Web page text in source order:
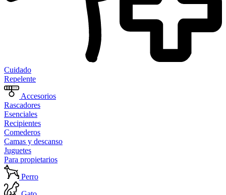
Cuidado
Repelente
Accesorios
Rascadores
Esenciales
Recipientes
Comederos
Camas y descanso
Juguetes
Para propietarios
Perro